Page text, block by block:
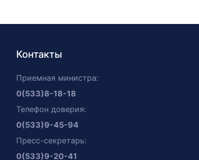
Контакты
Приемная министра:
0(533)8-18-18
Телефон доверия:
0(533)9-45-94
Пресс-секретарь:
0(533)9-20-41